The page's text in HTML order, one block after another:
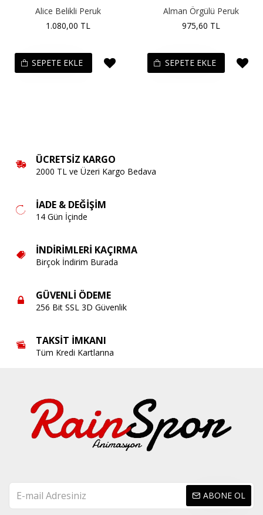
Alice Belikli Peruk
1.080,00 TL
SEPETE EKLE
Alman Örgülü Peruk
975,60 TL
SEPETE EKLE
ÜCRETSIZ KARGO
2000 TL ve Üzeri Kargo Bedava
İADE & DEĞIŞIM
14 Gün İçinde
İNDIRIMLERI KAÇIRMA
Birçok İndirim Burada
GÜVENLI ÖDEME
256 Bit SSL 3D Güvenlik
TAKSIT İMKANI
Tüm Kredi Kartlarına
ABONE OL